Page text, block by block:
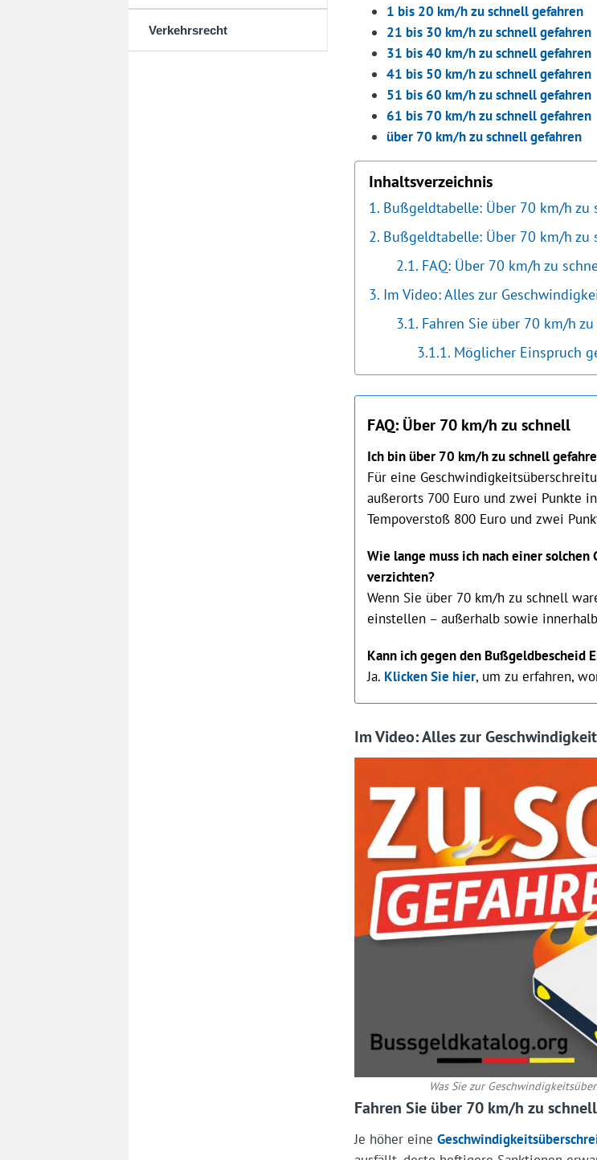
Verkehrsrecht
1 bis 20 km/h zu schnell gefahren
21 bis 30 km/h zu schnell gefahren
31 bis 40 km/h zu schnell gefahren
41 bis 50 km/h zu schnell gefahren
51 bis 60 km/h zu schnell gefahren
61 bis 70 km/h zu schnell gefahren
über 70 km/h zu schnell gefahren
Inhaltsverzeichnis
Bußgeldtabelle: Über 70 km/h zu
Bußgeldtabelle: Über 70 km/h zu
FAQ: Über 70 km/h zu
Im Video: Alles zur
Fahren Sie über 70 km/h
Möglicher Einspruch
FAQ: Über 70 km/h zu schnell
Ich bin über 70 km‍/h zu schn‌ell
Für eine
außerorts 700 Euro und zwei Pun‌kte
Tempoverstoß 800 Euro und zwei
Wie lange muss ich nach einer
verzichten?
Wenn Sie über 70 km‌/h zu schnell
einstellen – außerhalb sowie
Kann ich gegen den Bußgeldbescheid
Ja. Klicken Sie hier, um zu erfahren,
Im Video: Alles zur
Was Sie zur
Fahren Sie über 70 km/h zu
Je höher eine